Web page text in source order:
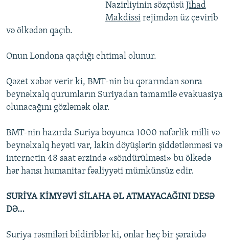
Nazirliyinin sözçüsü Jihad
Makdissirejimdən üz çevirib
və ölkədən qaçıb.
Onun Londona qaçdığı ehtimal olunur.
Qəzet xəbər verir ki, BMT-nin bu qərarından sonra
beynəlxalq qurumların Suriyadan tamamilə evakuasiya
olunacağını gözləmək olar.
BMT-nin hazırda Suriya boyunca 1000 nəfərlik milli və
beynəlxalq heyəti var, lakin döyüşlərin şiddətlənməsi və
internetin 48 saat ərzində «söndürülməsi» bu ölkədə
hər hansı humanitar fəaliyyəti mümkünsüz edir.
SURİYA KİMYƏVİ SİLAHA ƏL ATMAYACAĞINI DESƏ
DƏ…
Suriya rəsmiləri bildiriblər ki, onlar heç bir şəraitdə